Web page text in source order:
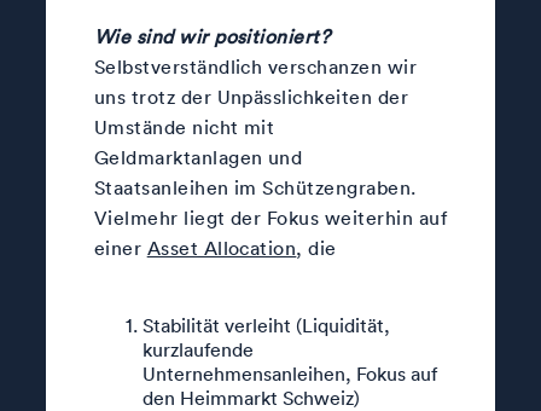
Wie sind wir positioniert?
Selbstverständlich verschanzen wir
uns trotz der Unpässlichkeiten der
Umstände nicht mit
Geldmarktanlagen und
Staatsanleihen im Schützengraben.
Vielmehr liegt der Fokus weiterhin auf
einer Asset Allocation, die
Stabilität verleiht (Liquidität,
kurzlaufende
Unternehmensanleihen, Fokus auf
den Heimmarkt Schweiz)